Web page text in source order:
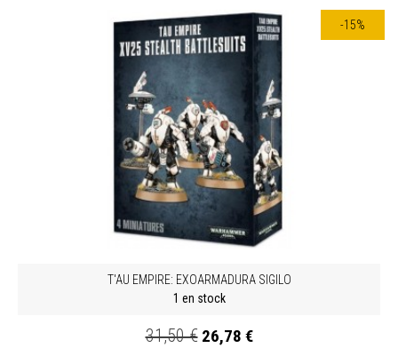
-15%
T'AU EMPIRE: EXOARMADURA SIGILO
1 en stock
31,50 € 26,78 €